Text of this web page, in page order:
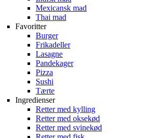
Mexicansk mad
Thai mad
Favoritter
Burger
Frikadeller
Lasagne
Pandekager
Pizza
Sushi
Tærte
Ingredienser
Retter med kylling
Retter med oksekød
Retter med svinekød